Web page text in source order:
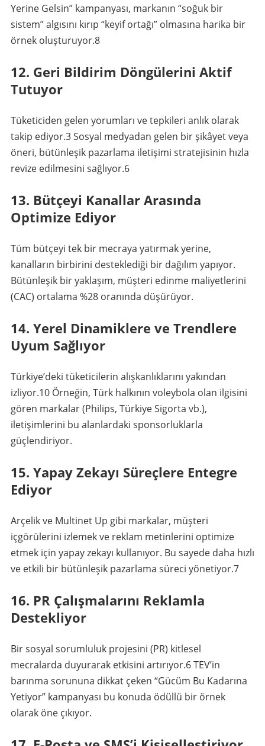
Yerine Gelsin” kampanyası, markanın “soğuk bir
sistem” algısını kırıp “keyif ortağı” olmasına harika bir
örnek oluşturuyor.8
12. Geri Bildirim Döngülerini Aktif
Tutuyor
Tüketiciden gelen yorumları ve tepkileri anlık olarak
takip ediyor.3Sosyal medyadan gelen bir şikâyet veya
öneri, bütünleşik pazarlama iletişimi stratejisinin hızla
revize edilmesini sağlıyor.6
13. Bütçeyi Kanallar Arasında
Optimize Ediyor
Tüm bütçeyi tek bir mecraya yatırmak yerine,
kanalların birbirini desteklediği bir dağılım yapıyor.
Bütünleşik bir yaklaşım, müşteri edinme maliyetlerini
(CAC) ortalama %28 oranında düşürüyor.
14. Yerel Dinamiklere ve Trendlere
Uyum Sağlıyor
Türkiye’deki tüketicilerin alışkanlıklarını yakından
izliyor.10Örneğin, Türk halkının voleybola olan ilgisini
gören markalar (Philips, Türkiye Sigorta vb.),
iletişimlerini bu alanlardaki sponsorluklarla
güçlendiriyor.
15. Yapay Zekayı Süreçlere Entegre
Ediyor
Arçelik ve Multinet Up gibi markalar, müşteri
içgörülerini izlemek ve reklam metinlerini optimize
etmek için yapay zekayı kullanıyor. Bu sayede daha hızlı
ve etkili bir bütünleşik pazarlama süreci yönetiyor.7
16. PR Çalışmalarını Reklamla
Destekliyor
Bir sosyal sorumluluk projesini (PR) kitlesel
mecralarda duyurarak etkisini artırıyor.6TEV’in
barınma sorununa dikkat çeken “Gücüm Bu Kadarına
Yetiyor” kampanyası bu konuda ödüllü bir örnek
olarak öne çıkıyor.